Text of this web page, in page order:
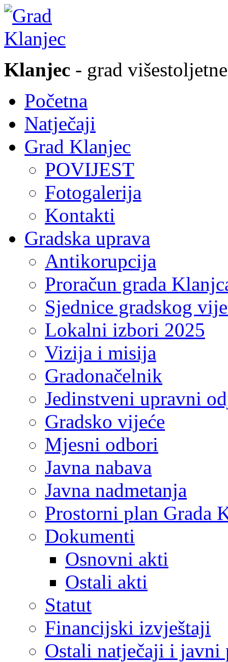
Klanjec - grad
Početna
Natječaji
Grad Klanjec
POVIJEST
Fotogalerija
Kontakti
Gradska uprava
Antikorupcija
Proračun grada
Sjednice gradskog
Lokalni izbori 2025
Vizija i misija
Gradonačelnik
Jedinstveni upravni
Gradsko vijeće
Mjesni odbori
Javna nabava
Javna nadmetanja
Prostorni plan Grada
Dokumenti
Osnovni akti
Ostali akti
Statut
Financijski izvještaji
Ostali natječaji i javni